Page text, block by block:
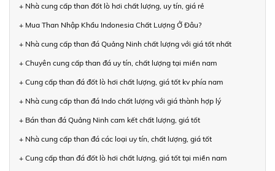
+ Nhà cung cấp than đốt lò hơi chất lượng, uy tín, giá rẻ
+ Mua Than Nhập Khẩu Indonesia Chất Lượng Ở Đâu?
+ Nhà cung cấp than đá Quảng Ninh chất lượng với giá tốt nhất
+ Chuyên cung cấp than đá uy tín, chất lượng tại miền nam
+ Cung cấp than đá đốt lò hơi chất lượng, giá tốt kv phía nam
+ Nhà cung cấp than đá Indo chất lượng với giá thành hợp lý
+ Bán than đá Quảng Ninh cam kết chất lượng, giá tốt
+ Nhà cung cấp than đá các loại uy tín, chất lượng, giá tốt
+ Cung cấp than đá đốt lò hơi chất lượng, giá tốt tại miền nam